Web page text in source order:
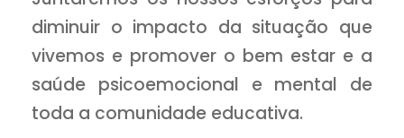
diminuir o impacto da situação que
vivemos e promover o bem estar e a
saúde psicoemocional e mental de
toda a comunidade educativa.